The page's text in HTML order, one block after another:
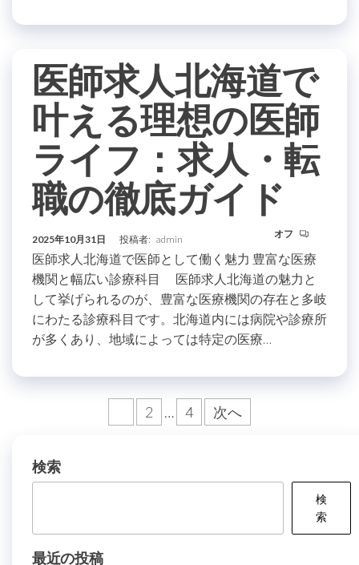
医師求人北海道で
叶える理想の医師
ライフ：求人・転
職の徹底ガイド
2025年10月31日 投稿者: admin オフ
医師求人北海道で医師として働く魅力 豊富な医療
機関と幅広い診療科目 医師求人北海道の魅力と
して挙げられるのが、豊富な医療機関の存在と多岐
にわたる診療科目です。北海道内には病院や診療所
が多くあり、地域によっては特定の医療…
の
ペ
ジ
2 … 4 次へ
検索
検
索
最近の投稿